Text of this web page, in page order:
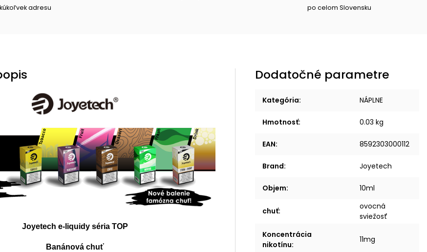
adresu po celom Slovensku
Joyetech e-liquidy séria TOP
Banánová chuť
Dodatočné parametre
Kategória: NÁPLNE
Hmotnosť: 0.03 kg
EAN: 8592303000112
Brand: Joyetech
Objem: 10ml
chuť:
ovocná
sviežosť
Koncentrácia
nikotínu:
11mg